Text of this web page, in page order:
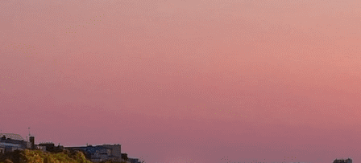
Our Association
Activities
Join us